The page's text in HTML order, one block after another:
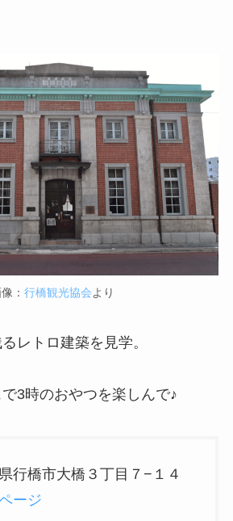
： 行橋観光協会より
レトロ建築を見学。
3時のおやつを楽しんで♪
行橋市大橋３丁目７−１４
ージ